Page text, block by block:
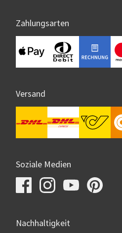
Zahlungsarten
Versand
Soziale Medien
Nachhaltigkeit